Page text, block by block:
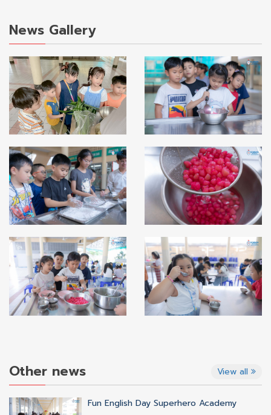
News Gallery
Other news View all
Fun English Day Superhero Academy